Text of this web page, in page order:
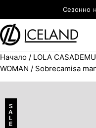
Към съдържаниетоСезонно
Search for:
Начало / LOLA
WOMAN / Sobrecamisa
S
A
L
E